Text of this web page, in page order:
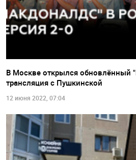
В Москве открылся обновлённый
трансляция с Пушкинской
12 июня 2022, 07:04